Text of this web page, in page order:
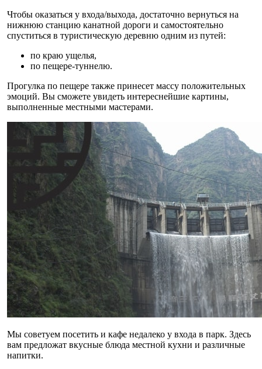
Чтобы оказаться у входа/выхода, достаточно вернуться на
нижнюю станцию канатной дороги и самостоятельно
спуститься в туристическую деревню одним из путей:
по краю ущелья,
по пещере-туннелю.
Прогулка по пещере также принесет массу положительных
эмоций. Вы сможете увидеть интереснейшие картины,
выполненные местными мастерами.
Мы советуем посетить и кафе недалеко у входа в парк. Здесь
вам предложат вкусные блюда местной кухни и различные
напитки.